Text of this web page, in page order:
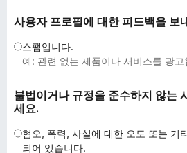
우
부
기
사용자 프로필에 대한 피드백을 보
스팸입니다.
예: 관련 없는 제품이나 서비스를 광고
불법이거나 규정을 준수하지 않는
세요.
혐오, 폭력, 사실에 대한 오도 또는 기
되어 있습니다.